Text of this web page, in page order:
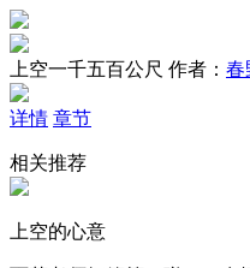
上空一千五百公尺 作者： 春
详情 章节
相关推荐
上空的心意